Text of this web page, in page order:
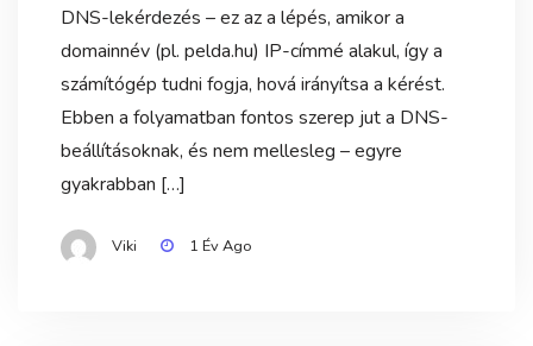
DNS-lekérdezés – ez az a lépés, amikor a
domainnév (pl. pelda.hu) IP-címmé alakul, így a
számítógép tudni fogja, hová irányítsa a kérést.
Ebben a folyamatban fontos szerep jut a DNS-
beállításoknak, és nem mellesleg – egyre
gyakrabban […]
Viki 1 Év Ago